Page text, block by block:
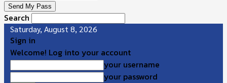
Search
Saturday, August 8, 2026
Sign in
Welcome! Log into your account
your username
your password